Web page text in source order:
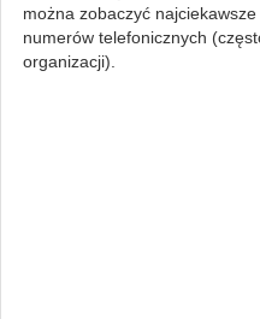
można zobaczyć
numerów telefonicznych
organizacji).